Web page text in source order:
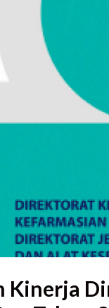
Kinerja